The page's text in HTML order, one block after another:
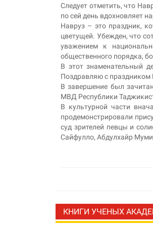
Следует отметить, что
по сей день вдохновляет
Навруз – это праздник,
цветущей. Убежден, что
уважением к
общественного порядка,
В этот знаменательный
Поздравляю с праздником
В завершение был
МВД Республики
В культурной части
продемонстрировали
суд зрителей певцы и
Сайфулло, Абдулхайр
КНИГИ УЧЕНЫХ